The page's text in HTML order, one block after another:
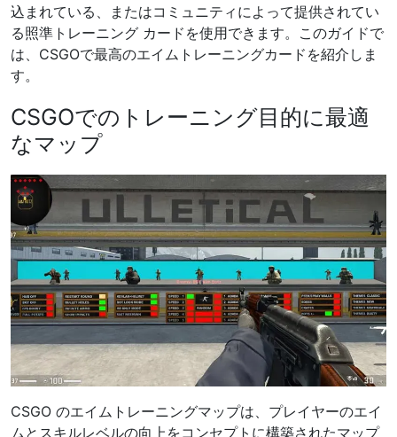
込まれている、またはコミュニティによって提供されてい
る照準トレーニング カードを使用できます。このガイドで
は、CSGOで最高のエイムトレーニングカードを紹介しま
す。
CSGOでのトレーニング目的に最適
なマップ
CSGO のエイムトレーニングマップは、プレイヤーのエイ
ムとスキルレベルの向上をコンセプトに構築されたマップ